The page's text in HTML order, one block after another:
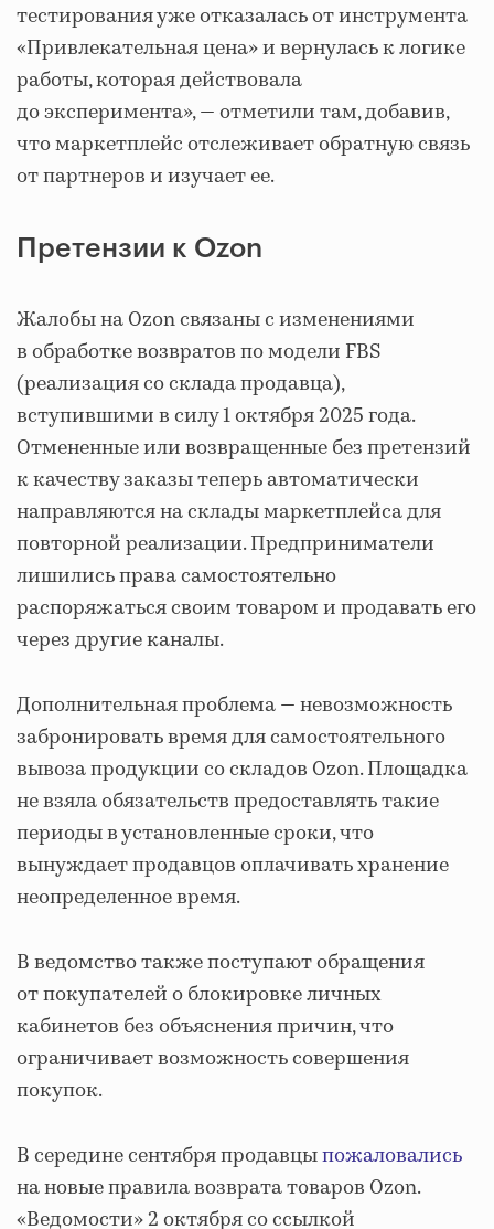
тестирования уже отказалась от инструмента
«Привлекательная цена» и вернулась к логике
работы, которая действовала
до эксперимента», — отметили там, добавив,
что маркетплейс отслеживает обратную связь
от партнеров и изучает ее.
Претензии к Ozon
Жалобы на Ozon связаны с изменениями
в обработке возвратов по модели FBS
(реализация со склада продавца),
вступившими в силу 1 октября 2025 года.
Отмененные или возвращенные без претензий
к качеству заказы теперь автоматически
направляются на склады маркетплейса для
повторной реализации. Предприниматели
лишились права самостоятельно
распоряжаться своим товаром и продавать его
через другие каналы.
Дополнительная проблема — невозможность
забронировать время для самостоятельного
вывоза продукции со складов Ozon. Площадка
не взяла обязательств предоставлять такие
периоды в установленные сроки, что
вынуждает продавцов оплачивать хранение
неопределенное время.
В ведомство также поступают обращения
от покупателей о блокировке личных
кабинетов без объяснения причин, что
ограничивает возможность совершения
покупок.
В середине сентября продавцыпожаловались
на новые правила возврата товаров Ozon.
«Ведомости» 2 октября со ссылкой